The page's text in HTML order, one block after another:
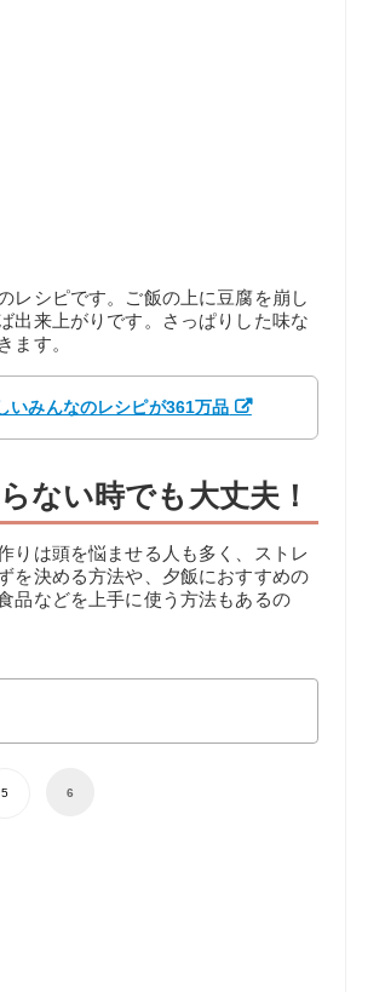
レシピです。ご飯の上に豆腐を崩し
出来上がりです。さっぱりした味な
ます。
いみんなのレシピが361万品
ない時でも大丈夫！
りは頭を悩ませる人も多く、ストレ
を決める方法や、夕飯におすすめの
品などを上手に使う方法もあるの
5 6